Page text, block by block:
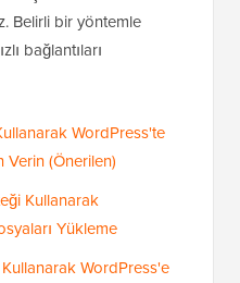
Belirli bir yöntemle
bağlantıları
WordPress'te
Verin (Önerilen)
Kullanarak
Yükleme
WordPress'e